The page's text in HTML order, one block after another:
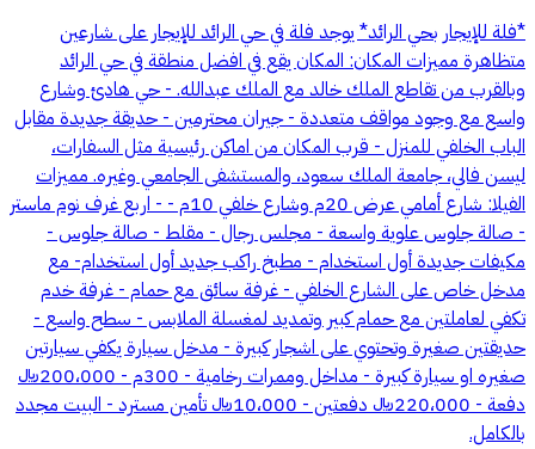
*فلة للإيجار بحي الرائد* يوجد فلة في حي الرائد للإيجار على شارعين
متظاهرة مميزات المكان: المكان يقع في افضل منطقة في حي الرائد
وبالقرب من تقاطع الملك خالد مع الملك عبدالله. - حي هادئ وشارع
واسع مع وجود مواقف متعددة - جيران محترمين - حديقة جديدة مقابل
الباب الخلفي للمنزل - قرب المكان من اماكن رئيسية مثل السفارات،
ليسن فالي، جامعة الملك سعود، والمستشفى الجامعي وغيره. مميزات
الفيلا: شارع أمامي عرض 20م وشارع خلفي 10م - - اربع غرف نوم ماستر
- صالة جلوس علوية واسعة - مجلس رجال - ⁠مقلط - ⁠صالة جلوس -
⁠مكيفات جديدة أول استخدام - مطبخ راكب جديد أول استخدام- مع
مدخل خاص على الشارع الخلفي - غرفة سائق مع حمام - غرفة خدم
تكفي لعاملتين مع حمام كبير وتمديد لمغسلة الملابس - سطح واسع -
حديقتين صغيرة وتحتوي على اشجار كبيرة - مدخل سيارة يكفي سيارتين
صغيره او سيارة كبيرة - مداخل وممرات رخامية - ⁠300م - ⁠200،000﷼
دفعة - ⁠220،000﷼ دفعتين - ⁠10،000﷼ تأمين مسترد - ⁠البيت مجدد
بالكامل.